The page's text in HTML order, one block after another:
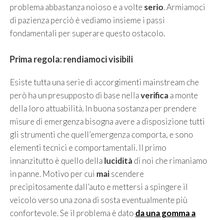
problema abbastanza noioso e a volte serio. Armiamoci
di pazienza perciò è vediamo insieme i passi
fondamentali per superare questo ostacolo.
Prima regola: rendiamoci visibili
Esiste tutta una serie di accorgimenti mainstream che
però ha un presupposto di base nellaverificaa monte
della loro attuabilità. In buona sostanza per prendere
misure di emergenza bisogna avere a disposizione tutti
gli strumenti che quell’emergenza comporta, e sono
elementi tecnici e comportamentali. Il primo
innanzitutto è quello della luciditàdi noi che rimaniamo
in panne. Motivo per cui maiscendere
precipitosamente dall’auto e mettersi a spingere il
veicolo verso una zona di sosta eventualmente più
confortevole. Se il problema è dato da una gomma a